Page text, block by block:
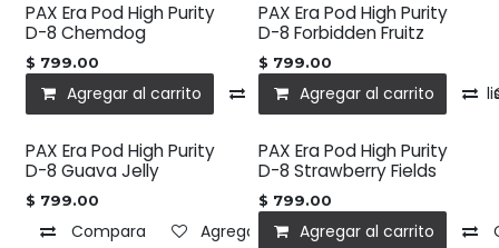
PAX Era Pod High Purity
D-8 Chemdog
$ 799.00
Agregar al carrito Compara Agregar a la
PAX Era Pod High Purity
D-8 Forbidden Fruitz
$ 799.00
Agregar al carrito
PAX Era Pod High Purity
D-8 Guava Jelly
$ 799.00
Compara Agregar a la lista de deseos
PAX Era Pod High Purity
D-8 Strawberry Fields
$ 799.00
Agregar al carrito